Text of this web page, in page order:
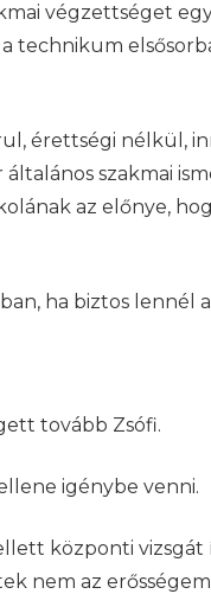
végzettséget
technikum
érettségi nélkül,
szakmai
az előnye,
ha biztos lennél
tovább Zsófi.
igénybe venni.
központi vizsgát
nem az